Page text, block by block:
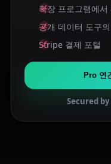
확장 프로그램에서
공개 데이터 도구
Stripe 결제 포털
Pro 연
Secured